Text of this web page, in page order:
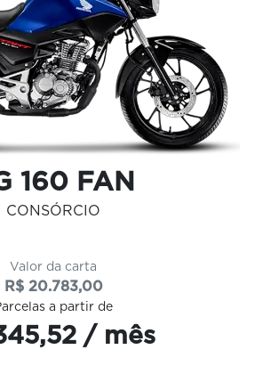
160 FAN
CONSÓRCIO
Valor da carta
R$ 20.783,00
a partir de
/ mês